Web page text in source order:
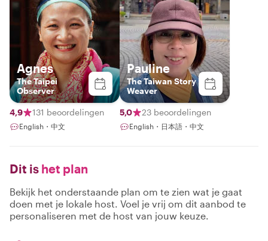
Agnes
The Taipei
Observer
4,9 131 beoordelingen
English・中文
Pauline
The Taiwan Story
Weaver
5,0 23 beoordelingen
English・日本語・中文
Dit is het plan
Bekijk het onderstaande plan om te zien wat je gaat
doen met je lokale host. Voel je vrij om dit aanbod te
personaliseren met de host van jouw keuze.